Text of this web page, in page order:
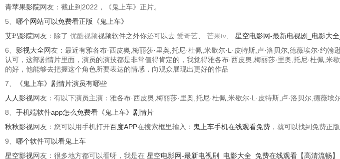
青苹果影院网友：截止到2022，《鬼上车》正片。
5、 哪个网站可以免费看正版《鬼上车》
艾玛影院网友：除了 优酷视频视频软件之外你还可以去 爱奇艺 芒果tv 星空电影网-最新电视剧_电影大
6、 影视大全网友：最近有雅各布·西皮奥,梅丽莎·里奥,托尼·杜佩,米歇尔·L·皮特斯,卢·洛贝尔,德薇埃尔·约
认可，这部剧情片里面，演员的演技都是非常值得肯定的，我觉得雅各布·西皮奥,梅丽莎·里奥,托尼·杜佩,米
的好，他能够去把握这个角色所要表达的情感，向观众展现出更好的作品
7、
《鬼上车》剧情片演员有哪些
人人影视网友：有以下演员主演：雅各布·西皮奥,梅丽莎·里奥,托尼·杜佩,米歇尔·L·皮特斯,卢·洛贝尔,德薇埃
8、 手机端软件app怎么免费看《鬼上车》剧情片
秋秋影视网友：您可以用手机打开百度APP在搜索框里输入： 鬼上车手机在线观看免费 ，就可以找到免费正
9、 哪个软件可以看鬼上车
星空影视网友：很多地方都可以看呀，我是在 星空电影网-最新电视剧_电影大全_免费在线观看【高清流畅】